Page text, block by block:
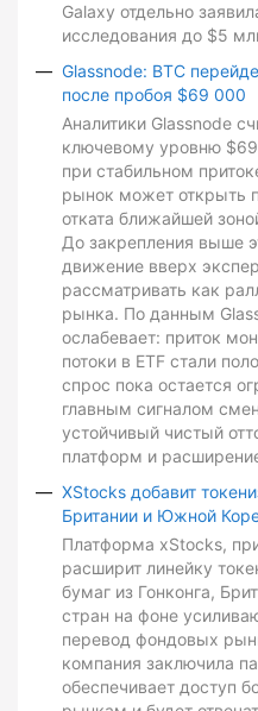
Galaxy отдельно
исследования до $5
Glassnode: BTC
после пробоя $69 000
Аналитики Glassnode
ключевому уровню
при стабильном
рынок может открыть
отката ближайшей
До закрепления выше
движение вверх
рассматривать как
рынка. По данным
ослабевает: приток
потоки в ETF стали
спрос пока остается
главным сигналом
устойчивый чистый
платформ и
XStocks добавит
Британии и Южной
Платформа xStocks,
расширит линейку
бумаг из Гонконга,
стран на фоне
перевод фондовых
компания заключила
обеспечивает доступ